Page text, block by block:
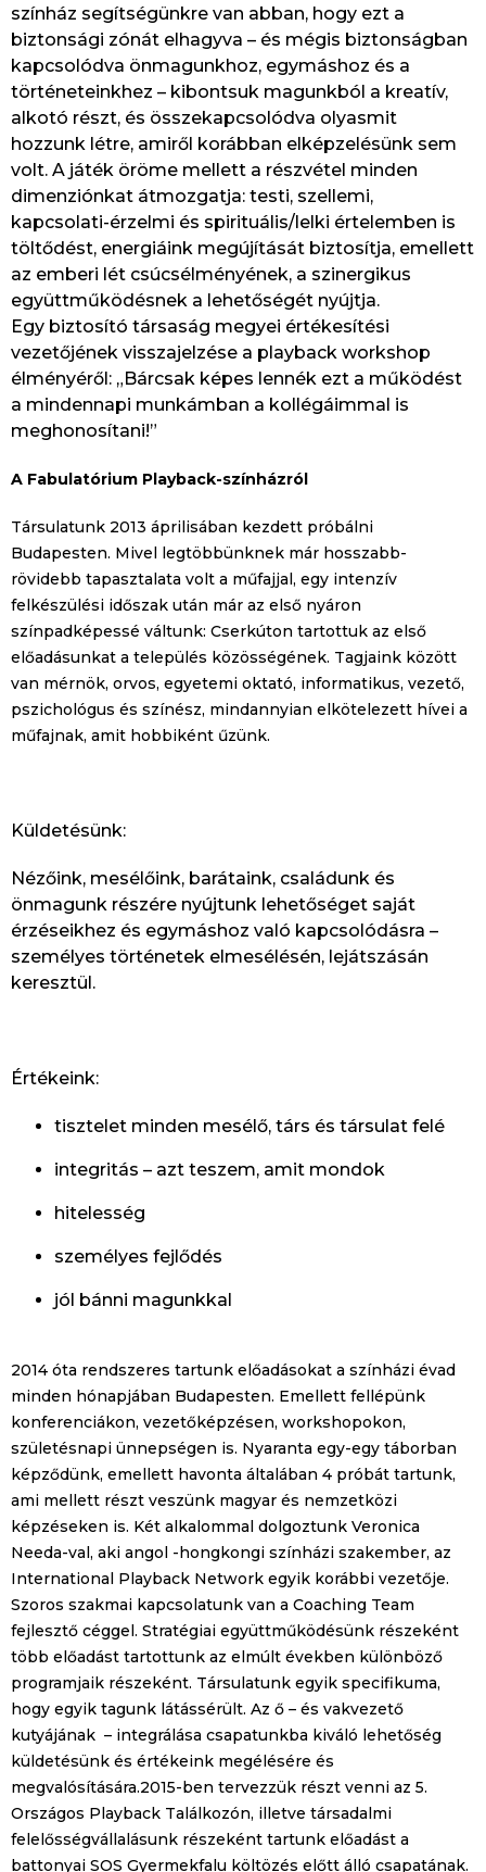
színház segítségünkre van abban, hogy ezt a
biztonsági zónát elhagyva – és mégis biztonságban
kapcsolódva önmagunkhoz, egymáshoz és a
történeteinkhez – kibontsuk magunkból a kreatív,
alkotó részt, és összekapcsolódva olyasmit
hozzunk létre, amiről korábban elképzelésünk sem
volt. A játék öröme mellett a részvétel minden
dimenziónkat átmozgatja: testi, szellemi,
kapcsolati-érzelmi és spirituális/lelki értelemben is
töltődést, energiáink megújítását biztosítja, emellett
az emberi lét csúcsélményének, a szinergikus
együttműködésnek a lehetőségét nyújtja.
Egy biztosító társaság megyei értékesítési
vezetőjének visszajelzése a playback workshop
élményéről: „Bárcsak képes lennék ezt a működést
a mindennapi munkámban a kollégáimmal is
meghonosítani!”
A Fabulatórium Playback-színházról
Társulatunk 2013 áprilisában kezdett próbálni
Budapesten. Mivel legtöbbünknek már hosszabb-
rövidebb tapasztalata volt a műfajjal, egy intenzív
felkészülési időszak után már az első nyáron
színpadképessé váltunk: Cserkúton tartottuk az első
előadásunkat a település közösségének. Tagjaink között
van mérnök, orvos, egyetemi oktató, informatikus, vezető,
pszichológus és színész, mindannyian elkötelezett hívei a
műfajnak, amit hobbiként űzünk.
Küldetésünk:
Nézőink, mesélőink, barátaink, családunk és
önmagunk részére nyújtunk lehetőséget saját
érzéseikhez és egymáshoz való kapcsolódásra –
személyes történetek elmesélésén, lejátszásán
keresztül.
Értékeink:
tisztelet minden mesélő, társ és társulat felé
integritás – azt teszem, amit mondok
hitelesség
személyes fejlődés
jól bánni magunkkal
2014 óta rendszeres tartunk előadásokat a színházi évad
minden hónapjában Budapesten. Emellett fellépünk
konferenciákon, vezetőképzésen, workshopokon,
születésnapi ünnepségen is. Nyaranta egy-egy táborban
képződünk, emellett havonta általában 4 próbát tartunk,
ami mellett részt veszünk magyar és nemzetközi
képzéseken is. Két alkalommal dolgoztunk Veronica
Needa-val, aki angol -hongkongi színházi szakember, az
International Playback Network egyik korábbi vezetője.
Szoros szakmai kapcsolatunk van a Coaching Team
fejlesztő céggel. Stratégiai együttműködésünk részeként
több előadást tartottunk az elmúlt években különböző
programjaik részeként. Társulatunk egyik specifikuma,
hogy egyik tagunk látássérült. Az ő – és vakvezető
kutyájának – integrálása csapatunkba kiváló lehetőség
küldetésünk és értékeink megélésére és
megvalósítására.2015-ben tervezzük részt venni az 5.
Országos Playback Találkozón, illetve társadalmi
felelősségvállalásunk részeként tartunk előadást a
battonyai SOS Gyermekfalu költözés előtt álló csapatának.